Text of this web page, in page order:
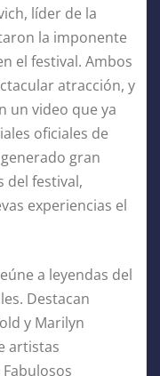
líder de la
la imponente
el festival. Ambos
atracción, y
un video que ya
oficiales de
gran
del festival,
experiencias el
a leyendas del
Destacan
y Marilyn
artistas